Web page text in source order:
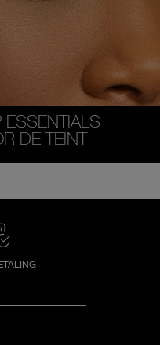
ESSENTIALS
DE TEINT